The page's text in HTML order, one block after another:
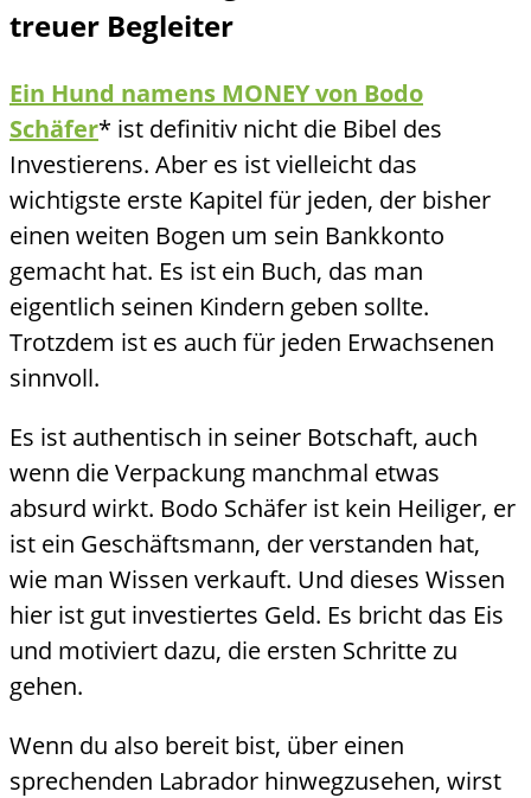
treuer Begleiter
Ein Hund namens MONEY von Bodo
Schäfer* ist definitiv nicht die Bibel des
Investierens. Aber es ist vielleicht das
wichtigste erste Kapitel für jeden, der bisher
einen weiten Bogen um sein Bankkonto
gemacht hat. Es ist ein Buch, das man
eigentlich seinen Kindern geben sollte.
Trotzdem ist es auch für jeden Erwachsenen
sinnvoll.
Es ist authentisch in seiner Botschaft, auch
wenn die Verpackung manchmal etwas
absurd wirkt. Bodo Schäfer ist kein Heiliger, er
ist ein Geschäftsmann, der verstanden hat,
wie man Wissen verkauft. Und dieses Wissen
hier ist gut investiertes Geld. Es bricht das Eis
und motiviert dazu, die ersten Schritte zu
gehen.
Wenn du also bereit bist, über einen
sprechenden Labrador hinwegzusehen, wirst